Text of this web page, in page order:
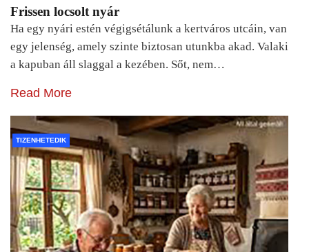
Frissen locsolt nyár
Ha egy nyári estén végigsétálunk a kertváros utcáin, van
egy jelenség, amely szinte biztosan utunkba akad. Valaki
a kapuban áll slaggal a kezében. Sőt, nem…
Read More
TIZENHETEDIK